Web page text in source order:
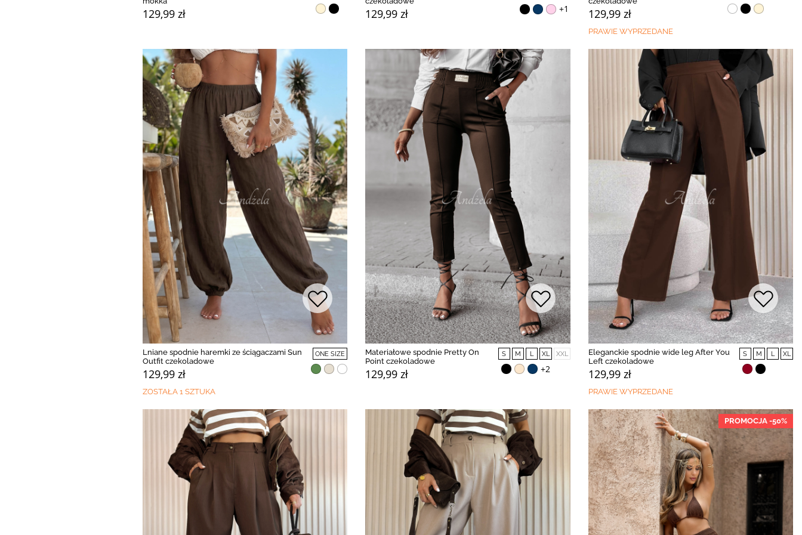
129,99 zł 129,99 zł +1 129,99 zł
PRAWIE WYPRZEDANE
Lniane spodnie haremki ze ściągaczami Sun
Outfit czekoladowe
129,99 zł
ONE SIZE
ZOSTAŁA 1 SZTUKA
Materiałowe spodnie Pretty On
Point czekoladowe
129,99 zł
S M L XL XXL
+2
Eleganckie spodnie wide leg After You
Left czekoladowe
129,99 zł
S M L XL
PRAWIE WYPRZEDANE
PROMOCJA -50%